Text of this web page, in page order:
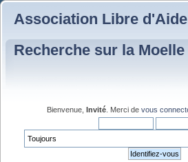
Association Libre
Recherche sur la
Bienvenue, Invité . Merci de vous